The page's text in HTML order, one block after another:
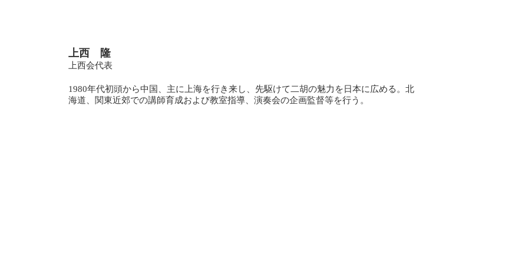
上西 隆
上西会代表
1980年代初頭から中国、主に上海を行き来し、先駆けて二胡の魅力を日本に広める。北
海道、関東近郊での講師育成および教室指導、演奏会の企画監督等を行う。